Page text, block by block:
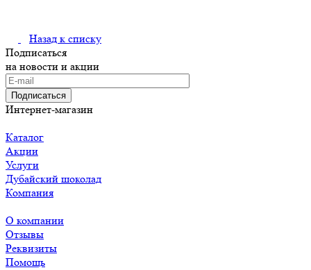
Назад к списку
Подписаться
на новости и акции
Подписаться
Интернет-магазин
Каталог
Акции
Услуги
Дубайский шоколад
Компания
О компании
Отзывы
Реквизиты
Помощь